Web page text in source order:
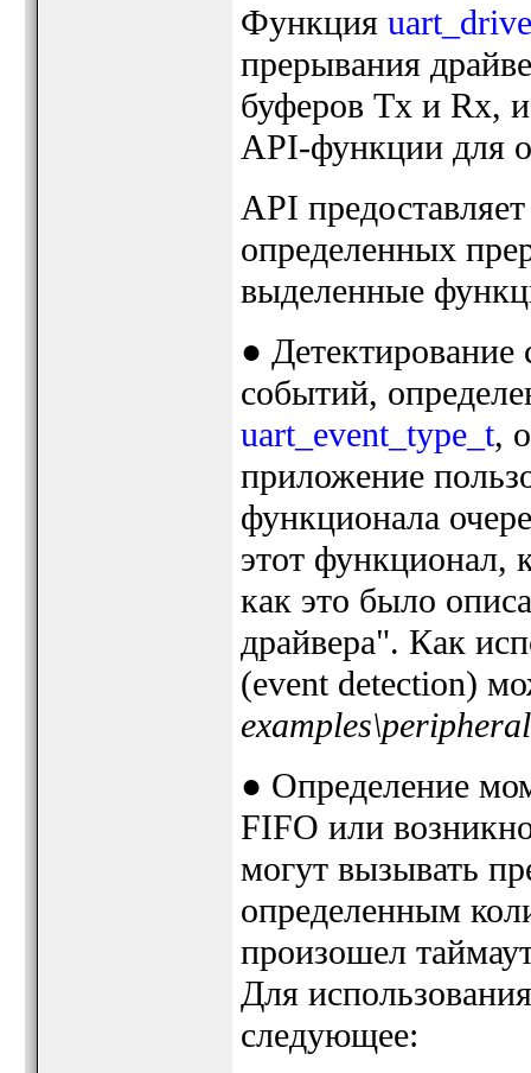
Функция
прерывания
буферов Tx и Rx,
API-функции для
API
определенных
выделенные
● Детектирование
событий,
uart_event_type_t,
приложение
функционала
этот функционал,
как это было
драйвера". Как
(event detection)
● Определение
FIFO или
могут вызывать
определенным
произошел
Для
следующее: